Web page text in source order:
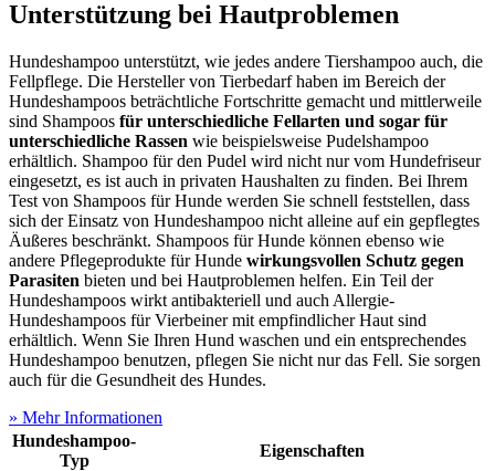
Unterstützung bei Hautproblemen
Hundeshampoo unterstützt, wie jedes andere Tiershampoo auch, die
Fellpflege. Die Hersteller von Tierbedarf haben im Bereich der
Hundeshampoos beträchtliche Fortschritte gemacht und mittlerweile
sind Shampoos für unterschiedliche Fellarten und sogar für
unterschiedliche Rassen wie beispielsweise Pudelshampoo
erhältlich. Shampoo für den Pudel wird nicht nur vom Hundefriseur
eingesetzt, es ist auch in privaten Haushalten zu finden. Bei Ihrem
Test von Shampoos für Hunde werden Sie schnell feststellen, dass
sich der Einsatz von Hundeshampoo nicht alleine auf ein gepflegtes
Äußeres beschränkt. Shampoos für Hunde können ebenso wie
andere Pflegeprodukte für Hunde wirkungsvollen Schutz gegen
Parasiten bieten und bei Hautproblemen helfen. Ein Teil der
Hundeshampoos wirkt antibakteriell und auch Allergie-
Hundeshampoos für Vierbeiner mit empfindlicher Haut sind
erhältlich. Wenn Sie Ihren Hund waschen und ein entsprechendes
Hundeshampoo benutzen, pflegen Sie nicht nur das Fell. Sie sorgen
auch für die Gesundheit des Hundes.
» Mehr Informationen
Hundeshampoo-
Typ
Eigenschaften